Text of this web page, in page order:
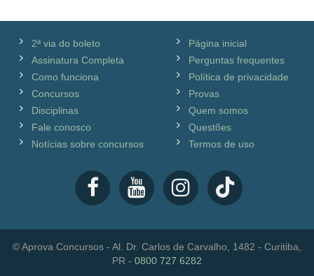
2ª via do boleto
Assinatura Completa
Como funciona
Concursos
Disciplinas
Fale conosco
Notícias sobre concursos
Página inicial
Perguntas frequentes
Política de privacidade
Provas
Quem somos
Questões
Termos de uso
© Aprova Concursos - Al. Dr. Carlos de Carvalho, 1482 - Curitiba,
PR - 0800 727 6282